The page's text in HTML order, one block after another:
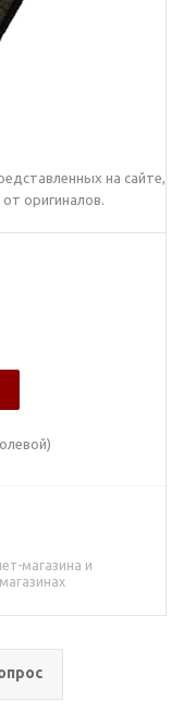
на сайте,
оригиналов.
магазина и